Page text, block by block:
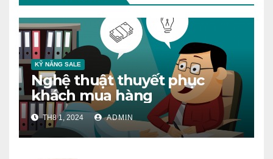
KỸ NĂNG SALE
Nghệ thuật thuyết phục
khách mua hàng
TH8 1, 2024 ADMIN